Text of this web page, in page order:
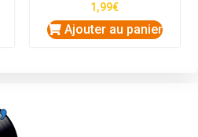
1,99€
Ajouter au panier